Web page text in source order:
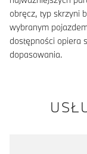
obręcz, typ skrzyni
wybranym
dostępności opiera
dopasowania.